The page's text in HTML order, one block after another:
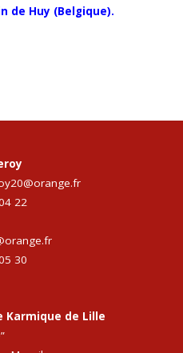
de Huy (Belgique).
22
30
Karmique de Lille